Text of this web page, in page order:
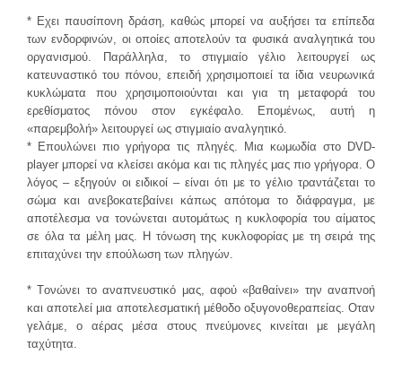
* Εχει παυσίπονη δράση, καθώς μπορεί να αυξήσει τα επίπεδα
των ενδορφινών, οι οποίες αποτελούν τα φυσικά αναλγητικά του
οργανισμού. Παράλληλα, το στιγμιαίο γέλιο λειτουργεί ως
κατευναστικό του πόνου, επειδή χρησιμοποιεί τα ίδια νευρωνικά
κυκλώματα που χρησιμοποιούνται και για τη μεταφορά του
ερεθίσματος πόνου στον εγκέφαλο. Επομένως, αυτή η
«παρεμβολή» λειτουργεί ως στιγμιαίο αναλγητικό.
* Επουλώνει πιο γρήγορα τις πληγές. Μια κωμωδία στο DVD-
player μπορεί να κλείσει ακόμα και τις πληγές μας πιο γρήγορα. Ο
λόγος – εξηγούν οι ειδικοί – είναι ότι με το γέλιο τραντάζεται το
σώμα και ανεβοκατεβαίνει κάπως απότομα το διάφραγμα, με
αποτέλεσμα να τονώνεται αυτομάτως η κυκλοφορία του αίματος
σε όλα τα μέλη μας. Η τόνωση της κυκλοφορίας με τη σειρά της
επιταχύνει την επούλωση των πληγών.
* Tονώνει το αναπνευστικό μας, αφού «βαθαίνει» την αναπνοή
και αποτελεί μια αποτελεσματική μέθοδο οξυγονοθεραπείας. Οταν
γελάμε, ο αέρας μέσα στους πνεύμονες κινείται με μεγάλη
ταχύτητα.